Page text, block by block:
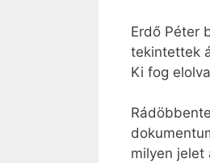
Erdő Péter
tekintettek
Ki fog
milyen jelet